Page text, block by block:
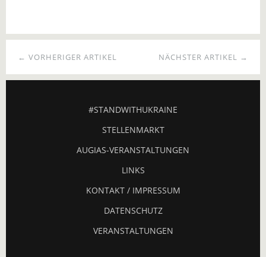
NÄCHSTER ARTIKEL →
← VORHERIGER ARTIKEL
#STANDWITHUKRAINE
STELLENMARKT
AUGIAS-VERANSTALTUNGEN
LINKS
KONTAKT / IMPRESSUM
DATENSCHUTZ
VERANSTALTUNGEN